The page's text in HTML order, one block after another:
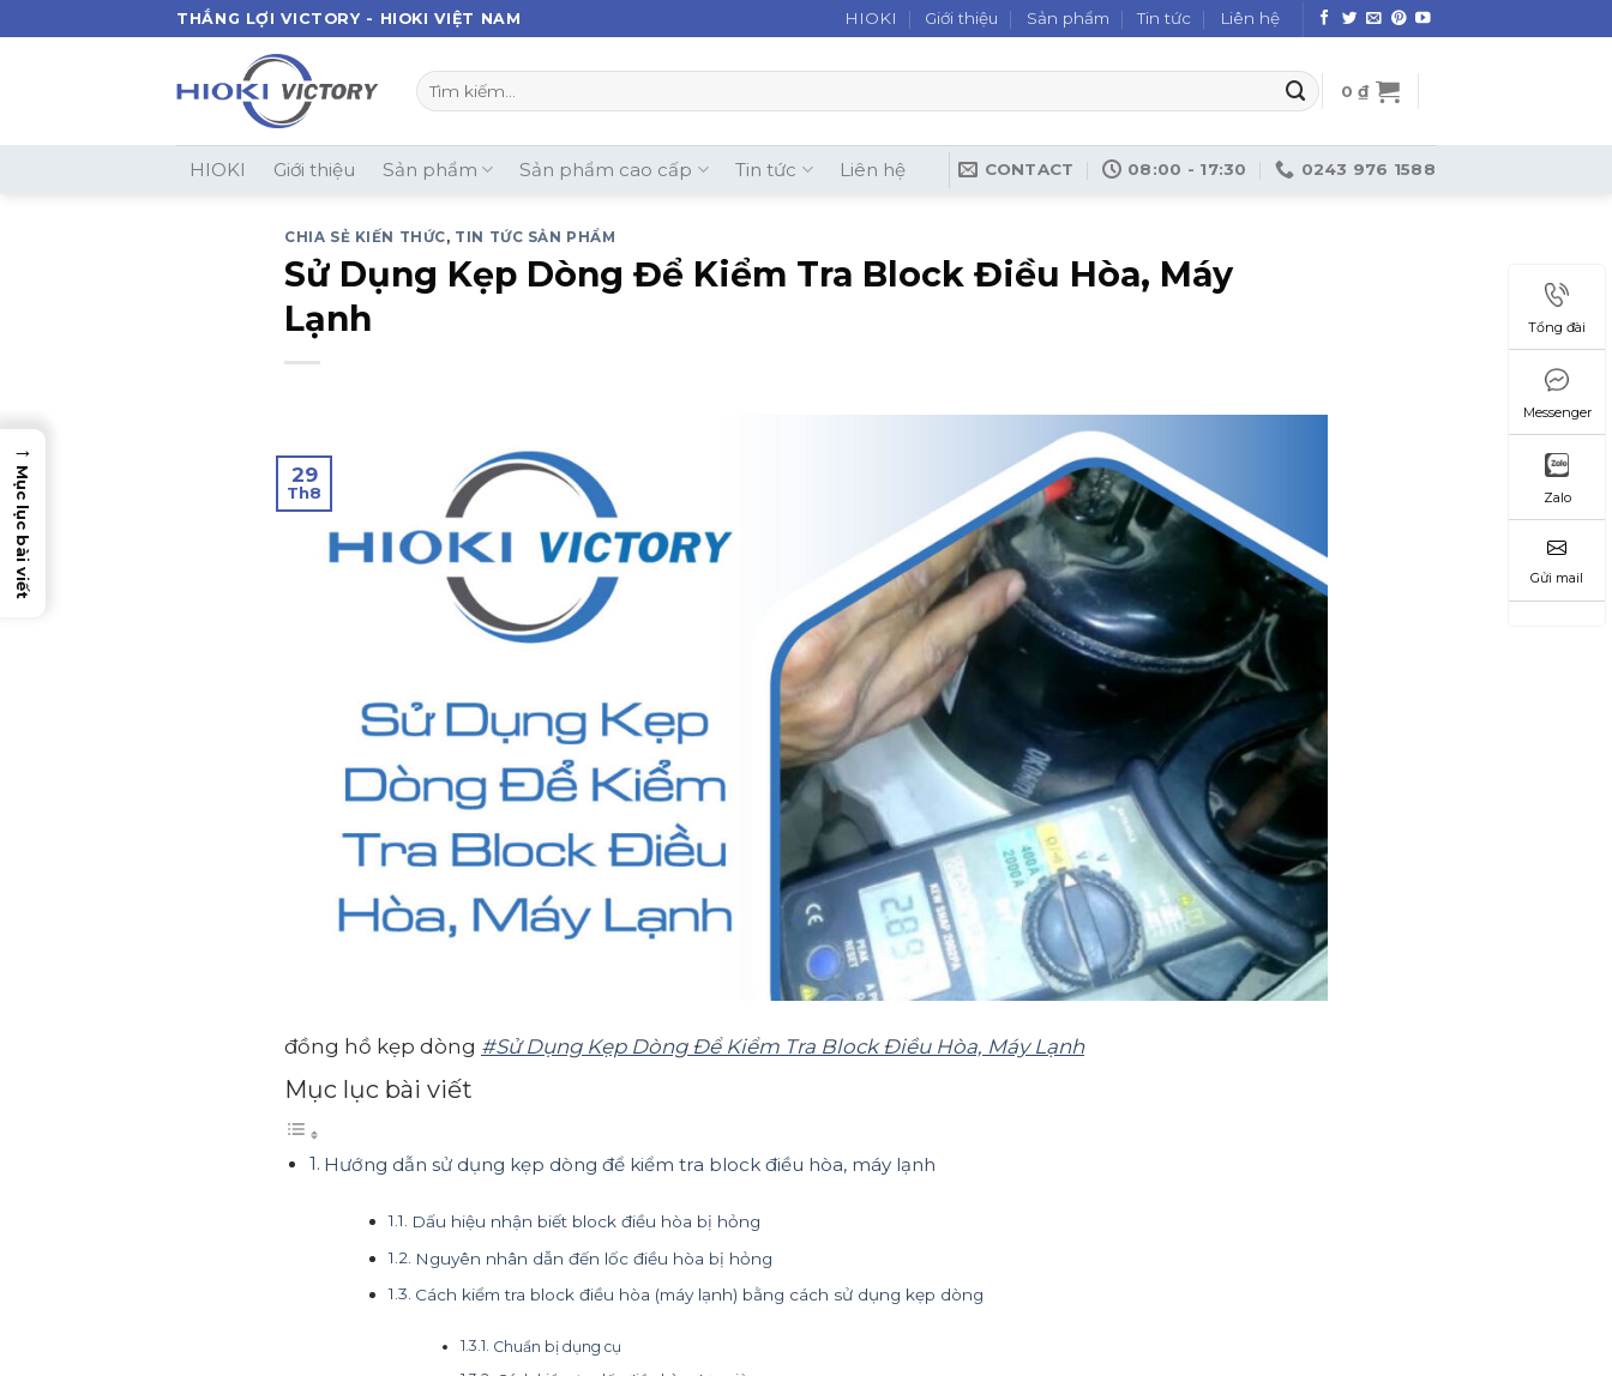
THẮNG LỢI VICTORY - HIOKI VIỆT NAM HIOKI Giới thiệu Sản phẩm Tin tức Liên hệ
Tìm
kiếm:
0₫
HIOKI Giới thiệu Sản phẩm Sản phẩm cao cấp Tin tức Liên hệ CONTACT 08:00 - 17:30 0243 976 1588
CHIA SẺ KIẾN THỨC, TIN TỨC SẢN PHẨM
Sử Dụng Kẹp Dòng Để Kiểm Tra Block Điều Hòa, Máy
Lạnh
29
Th8
đồng hồ kẹp dòng #Sử Dụng Kẹp Dòng Để Kiểm Tra Block Điều Hòa, Máy Lạnh
Mục lục bài viết
Hướng dẫn sử dụng kẹp dòng để kiểm tra block điều hòa, máy lạnh
Dấu hiệu nhận biết block điều hòa bị hỏng
Nguyên nhân dẫn đến lốc điều hòa bị hỏng
Cách kiểm tra block điều hòa (máy lạnh) bằng cách sử dụng kẹp dòng
Chuẩn bị dụng cụ
→
Mục lục bài viết
Tổng đài
Messenger
Zalo
Gửi mail